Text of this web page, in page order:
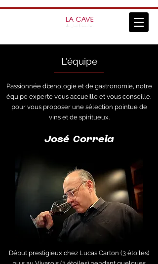
L'équipe
Passionnée d’œnologie et de gastronomie, notre
équipe experte vous accueille et vous conseille,
pour vous proposer une sélection pointue de
vins et de spiritueux.
José Correia
Début prestigieux chez Lucas Carton (3 étoiles)